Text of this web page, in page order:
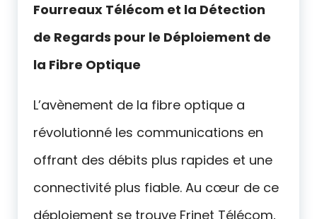
Fourreaux Télécom et la Détection
de Regards pour le Déploiement de
la Fibre Optique
L’avènement de la fibre optique a
révolutionné les communications en
offrant des débits plus rapides et une
connectivité plus fiable. Au cœur de ce
déploiement se trouve Frinet Télécom,